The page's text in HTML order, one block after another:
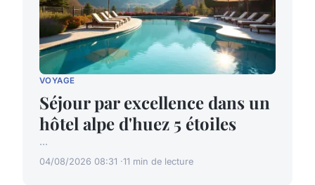
VOYAGE
Séjour par excellence dans un
hôtel alpe d'huez 5 étoiles
...
04/08/2026 08:31 11 min de lecture